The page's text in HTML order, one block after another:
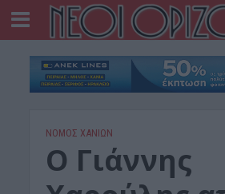
ΝΟΜΌΣ ΧΑΝΊΩΝ
Ο Γιάννης